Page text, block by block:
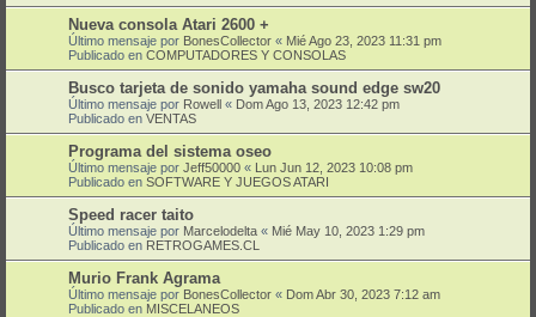
Nueva consola Atari 2600 +
Último mensaje por BonesCollector « Mié Ago 23, 2023 11:31 pm
Publicado en COMPUTADORES Y CONSOLAS
Busco tarjeta de sonido yamaha sound edge sw20
Último mensaje por Rowell « Dom Ago 13, 2023 12:42 pm
Publicado en VENTAS
Programa del sistema oseo
Último mensaje por Jeff50000 « Lun Jun 12, 2023 10:08 pm
Publicado en SOFTWARE Y JUEGOS ATARI
Speed racer taito
Último mensaje por Marcelodelta « Mié May 10, 2023 1:29 pm
Publicado en RETROGAMES.CL
Murio Frank Agrama
Último mensaje por BonesCollector « Dom Abr 30, 2023 7:12 am
Publicado en MISCELANEOS